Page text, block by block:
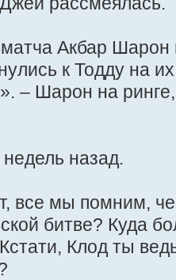
Акбар
к Тодду на
– Шарон на
назад.
все мы помним,
битве? Куда
Клод ты